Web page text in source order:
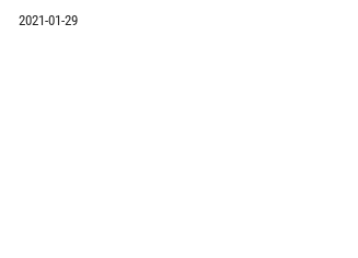
2021-01-29